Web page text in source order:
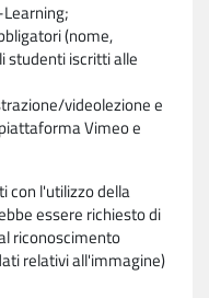
(nome,
studenti iscritti alle
videolezione e
Vimeo e
con l'utilizzo della
essere richiesto di
riconoscimento
relativi all'immagine)